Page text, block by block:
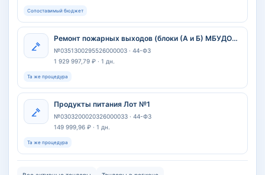
Сопоставимый бюджет
Ремонт пожарных выходов (блоки (А и Б) МБУДО "ЦДТ "Факел", расположенного по адресу: Новосибирская область, р.п. Кольцово 9а
№0351300295526000003 · 44-ФЗ
1 929 997,79 ₽ · 1 дн.
Та же процедура
Продукты питания Лот №1
№0303200020326000033 · 44-ФЗ
149 999,96 ₽ · 1 дн.
Та же процедура